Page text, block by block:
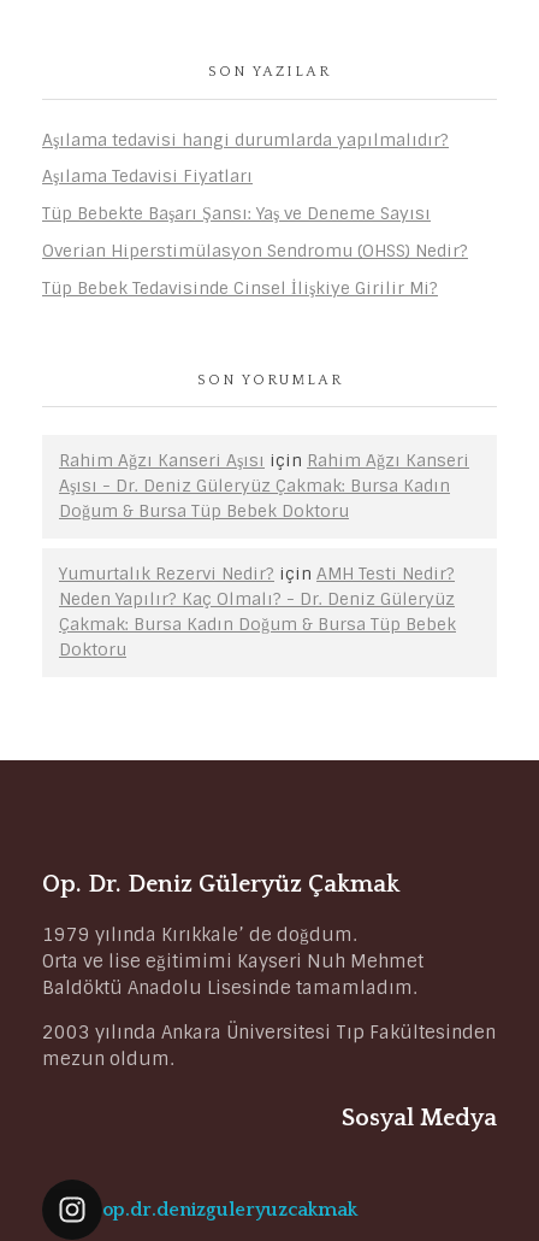
SON YAZILAR
Aşılama tedavisi hangi durumlarda yapılmalıdır?
Aşılama Tedavisi Fiyatları
Tüp Bebekte Başarı Şansı: Yaş ve Deneme Sayısı
Overian Hiperstimülasyon Sendromu (OHSS) Nedir?
Tüp Bebek Tedavisinde Cinsel İlişkiye Girilir Mi?
SON YORUMLAR
Rahim Ağzı Kanseri Aşısı için Rahim Ağzı Kanseri
Aşısı - Dr. Deniz Güleryüz Çakmak: Bursa Kadın
Doğum & Bursa Tüp Bebek Doktoru
Yumurtalık Rezervi Nedir? için AMH Testi Nedir?
Neden Yapılır? Kaç Olmalı? - Dr. Deniz Güleryüz
Çakmak: Bursa Kadın Doğum & Bursa Tüp Bebek
Doktoru
Op. Dr. Deniz Güleryüz Çakmak
1979 yılında Kırıkkale’ de doğdum.
Orta ve lise eğitimimi Kayseri Nuh Mehmet
Baldöktü Anadolu Lisesinde tamamladım.
2003 yılında Ankara Üniversitesi Tıp Fakültesinden
mezun oldum.
Sosyal Medya
op.dr.denizguleryuzcakmak